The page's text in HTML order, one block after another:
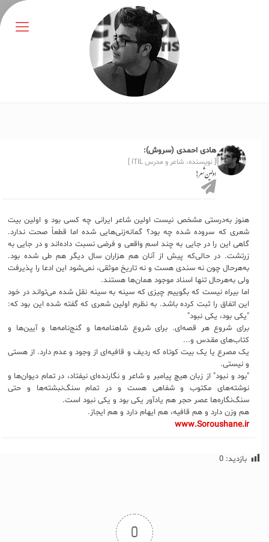
هادی احمدی (سروش):
[ نویسنده، شاعر و مدرس ITIL ]
اولین شعر!
هنوز به‌درستی مشخص نیست اولین شاعر ایرانی چه کسی بود و اولین بیت
شعری که سروده شده چه بود؟ گمانه‌زنی‌هایی شده اما قطعاً صحت ندارد.
گاهی این را در جایی به چند اسم واقعی و فرضی نسبت داده‌اند و در جایی به
زرتشت. در حالی‌که پیش از آنان هم هزاران سال دیگر هم طی شده بود.
به‌هرحال چون نه سندی هست و نه تاریخ موثقی، نمی‌شود این ادعا را پذیرفت
ولی به‌هرحال تنها اسناد موجود همان‌ها هستند.
اما بیراه نیست که بگوییم چیزی که سینه به سینه نقل شده می‌تواند در خود
این اتفاق را ثبت کرده باشد. به نظرم اولین شعری که گفته شده این بود که:
"یکی بود، یکی نبود"
برای شروع هر قصه‌ای. برای شروع شاهنامه‌ها و گنج‌نامه‌ها و آیین‌ها و
کتاب‌های مقدس و...
یک مصرع یا یک بیت کوتاه که ردیف و قافیه‌ای از وجود و عدم دارد. از هستی
و نیستی.
"بود و نبود" از زبان هیچ پیامبر و شاعر و نگارنده‌ای نیفتاد، در تمام دیوان‌ها و
نوشته‌های مکتوب و شفاهی هست و در تمام سنگ‌نبشته‌ها و حتی
سنگ‌نگاره‌ها عصر حجر هم یادآور یکی بود و یکی نبود است.
هم وزن دارد و هم قافیه، هم ایهام دارد و هم ایجاز.
www.Soroushane.ir
بازدید: 0
0